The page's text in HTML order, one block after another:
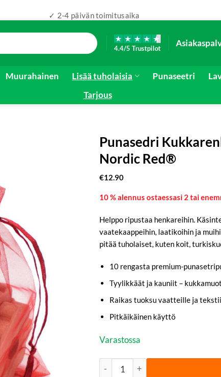
4.4/5 Trustpilot
Muurahainen Lisää tuholaisia Punaseetri
Tarjous
Punasedri
Nordic Red®
€12.90
10 % alennus ostaessasi 2 tai
Helppo ripustaa henkareihin.
vaatekaappeihin, laatikoihin ja
pitää tuholaiset, kuten koit,
10 rengasta premium-
Tyylikkäät ja kauniit –
Raikas tuoksu vaatteille ja
Pitkäikäinen käyttö
Varastossa
Punasedri Kukkarenkaita 10 kpl |
✓ 2-4 päivän toimitusaika